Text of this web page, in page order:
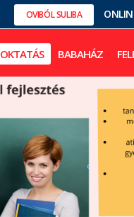
OVIBÓL SULIBA
OKTATÁS BABAHÁZ